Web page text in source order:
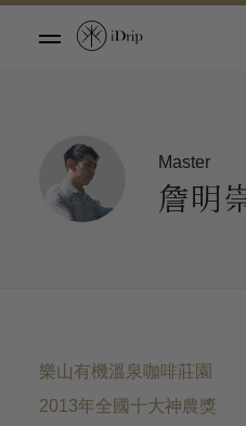
Master
詹明
樂山有機溫泉咖啡莊園
2013年全國十大神農獎